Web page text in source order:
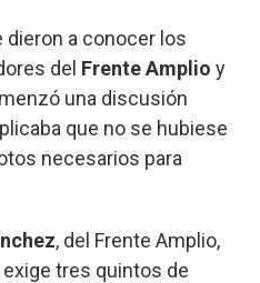
dieron a conocer los
del Frente Amplio y
una discusión
que no se hubiese
necesarios para
, del Frente Amplio,
tres quintos de